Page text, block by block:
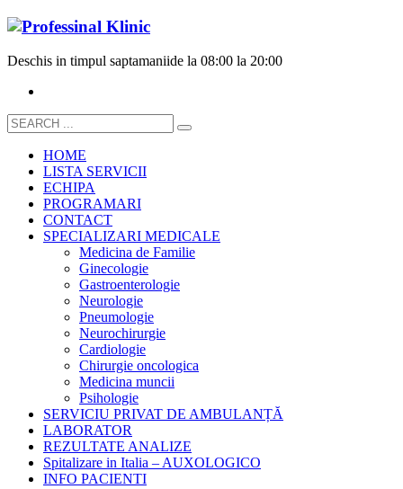
Deschis in timpul saptamaniide la 08:00 la 20:00
HOME
LISTA SERVICII
ECHIPA
PROGRAMARI
CONTACT
SPECIALIZARI MEDICALE
Medicina de Familie
Ginecologie
Gastroenterologie
Neurologie
Pneumologie
Neurochirurgie
Cardiologie
Chirurgie oncologica
Medicina muncii
Psihologie
SERVICIU PRIVAT DE AMBULANȚĂ
LABORATOR
REZULTATE ANALIZE
Spitalizare in Italia – AUXOLOGICO
INFO PACIENTI